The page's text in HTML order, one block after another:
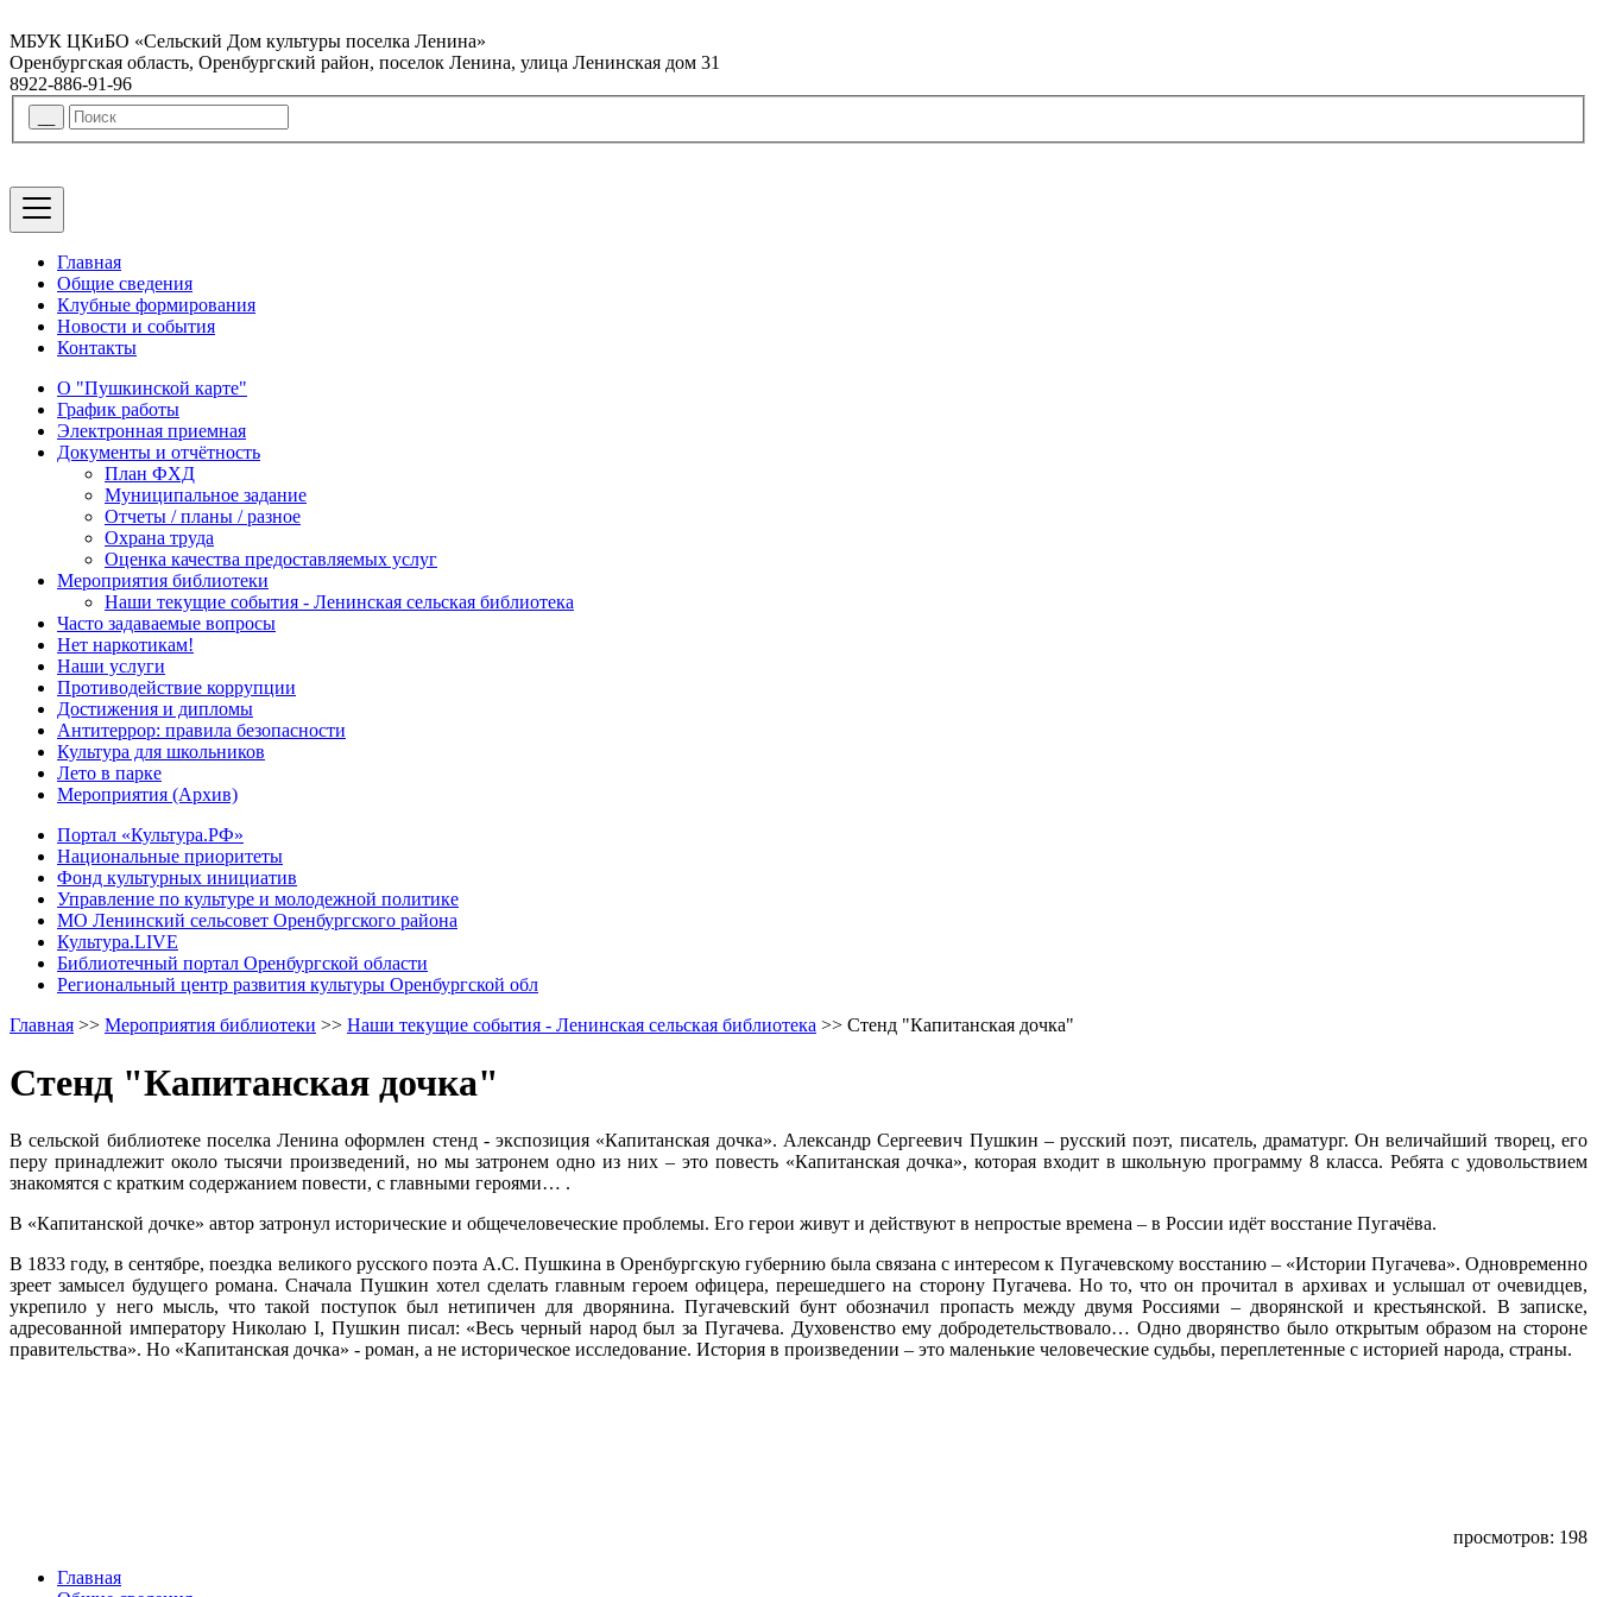
МБУК ЦКиБО «Сельский Дом культуры поселка Ленина»
Оренбургская область, Оренбургский район, поселок Ленина, улица Ленинская дом 31
8922-886-91-96
Главная
Общие сведения
Клубные формирования
Новости и события
Контакты
О "Пушкинской карте"
График работы
Электронная приемная
Документы и отчётность
План ФХД
Муниципальное задание
Отчеты / планы / разное
Охрана труда
Оценка качества предоставляемых услуг
Мероприятия библиотеки
Наши текущие события - Ленинская сельская библиотека
Часто задаваемые вопросы
Нет наркотикам!
Наши услуги
Противодействие коррупции
Достижения и дипломы
Антитеррор: правила безопасности
Культура для школьников
Лето в парке
Мероприятия (Архив)
Портал «Культура.РФ»
Национальные приоритеты
Фонд культурных инициатив
Управление по культуре и молодежной политике
МО Ленинский сельсовет Оренбургского района
Культура.LIVE
Библиотечный портал Оренбургской области
Региональный центр развития культуры Оренбургской обл
Главная >> Мероприятия библиотеки >> Наши текущие события - Ленинская сельская библиотека >> Стенд "Капитанская дочка"
Стенд "Капитанская дочка"
В сельской библиотеке поселка Ленина оформлен стенд - экспозиция «Капитанская дочка». Александр Сергеевич Пушкин – русский поэт, писатель, драматург. Он величайший творец, его
перу принадлежит около тысячи произведений, но мы затронем одно из них – это повесть «Капитанская дочка», которая входит в школьную программу 8 класса. Ребята с удовольствием
знакомятся с кратким содержанием повести, с главными героями… .
В «Капитанской дочке» автор затронул исторические и общечеловеческие проблемы. Его герои живут и действуют в непростые времена – в России идёт восстание Пугачёва.
В 1833 году, в сентябре, поездка великого русского поэта А.С. Пушкина в Оренбургскую губернию была связана с интересом к Пугачевскому восстанию – «Истории Пугачева». Одновременно
зреет замысел будущего романа. Сначала Пушкин хотел сделать главным героем офицера, перешедшего на сторону Пугачева. Но то, что он прочитал в архивах и услышал от очевидцев,
укрепило у него мысль, что такой поступок был нетипичен для дворянина. Пугачевский бунт обозначил пропасть между двумя Россиями – дворянской и крестьянской. В записке,
адресованной императору Николаю I, Пушкин писал: «Весь черный народ был за Пугачева. Духовенство ему добродетельствовало… Одно дворянство было открытым образом на стороне
правительства». Но «Капитанская дочка» - роман, а не историческое исследование. История в произведении – это маленькие человеческие судьбы, переплетенные с историей народа, страны.
просмотров: 198
Главная